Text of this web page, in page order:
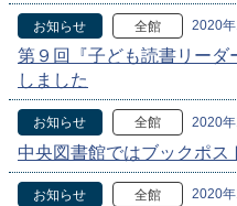
お知らせ 全館 2020
第９回『子ども読書リーダ
しました
お知らせ 全館 2020
中央図書館ではブックポ
お知らせ 全館 2020